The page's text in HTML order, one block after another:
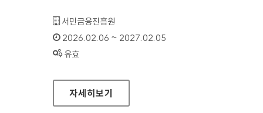
기관명 :
서민금융진흥원
인증기간 :
2026.02.06 ~ 2027.02.05
상태 :
유효
서민금융진흥원 디지털센터
자세히보기